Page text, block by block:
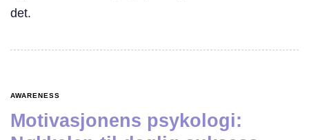
det.
AWARENESS
Motivasjonens psykologi: